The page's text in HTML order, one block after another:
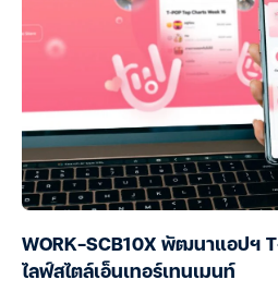
WORK-SCB10X พัฒนาแอปฯ
ไลฟ์สไตล์เอ็นเทอร์เทนเมนท์